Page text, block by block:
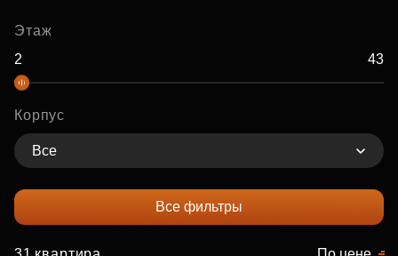
Этаж
Корпус
Все
Все фильтры